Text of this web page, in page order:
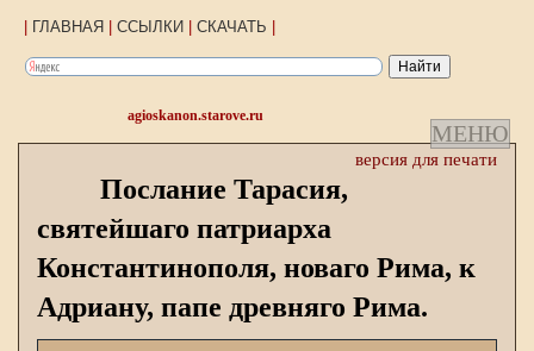
ГЛАВНАЯ ССЫЛКИ СКАЧАТЬ
agioskanon.starove.ru
МЕНЮ
версия для печати
Послание Тарасия,
святейшаго патриарха
Константинополя, новаго Рима, к
Адриану, папе древняго Рима.